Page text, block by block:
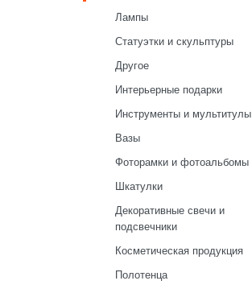
Лампы
Статуэтки и скульптуры
Другое
Интерьерные подарки
Инструменты и мультитулы
Вазы
Фоторамки и фотоальбомы
Шкатулки
Декоративные свечи и
подсвечники
Косметическая продукция
Полотенца